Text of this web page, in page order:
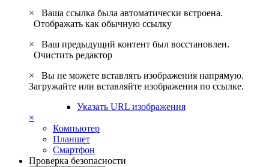
×
Ваша ссылка была автоматически встроена.
Отображать как обычную ссылку
×
Ваш предыдущий контент был восстановлен.
Очистить редактор
×
Вы не можете вставлять изображения напрямую.
Загружайте или вставляйте изображения по ссылке.
Указать URL изображения
×
Компьютер
Планшет
Смартфон
Проверка безопасности